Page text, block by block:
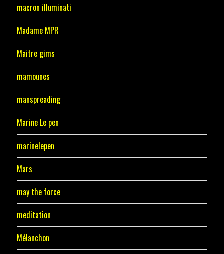
macron illuminati
Madame MPR
Maitre gims
mamounes
manspreading
Marine Le pen
marinelepen
Mars
may the force
meditation
Mélanchon